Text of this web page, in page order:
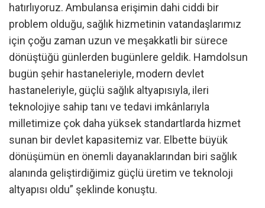
hatırlıyoruz. Ambulansa erişimin dahi ciddi bir
problem olduğu, sağlık hizmetinin vatandaşlarımız
için çoğu zaman uzun ve meşakkatli bir sürece
dönüştüğü günlerden bugünlere geldik. Hamdolsun
bugün şehir hastaneleriyle, modern devlet
hastaneleriyle, güçlü sağlık altyapısıyla, ileri
teknolojiye sahip tanı ve tedavi imkânlarıyla
milletimize çok daha yüksek standartlarda hizmet
sunan bir devlet kapasitemiz var. Elbette büyük
dönüşümün en önemli dayanaklarından biri sağlık
alanında geliştirdiğimiz güçlü üretim ve teknoloji
altyapısı oldu” şeklinde konuştu.